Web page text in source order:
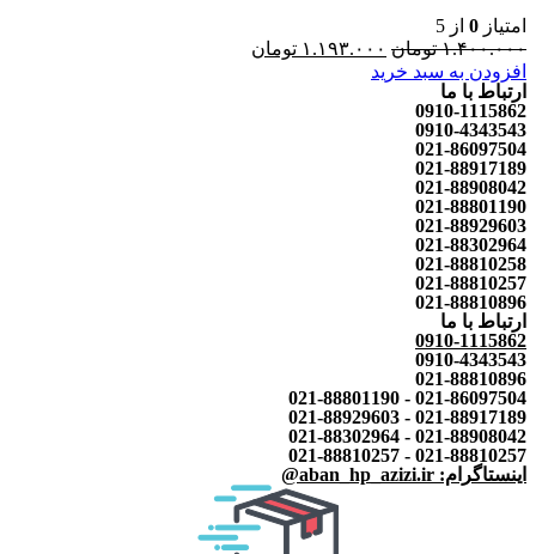
امتیاز 0 از 5
۱.۴۰۰.۰۰۰ تومان ۱.۱۹۳.۰۰۰ تومان
افزودن به سبد خرید
ارتباط با ما
0910-1115862
0910-4343543
021-86097504
021-88917189
021-88908042
021-88801190
021-88929603
021-88302964
021-88810258
021-88810257
021-88810896
ارتباط با ما
0910-1115862
0910-4343543
021-88810896
021-86097504 - 021-88801190
021-88917189 - 021-88929603
021-88908042 - 021-88302964
021-88810257 - 021-88810257
اینستاگرام: aban_hp_azizi.ir@